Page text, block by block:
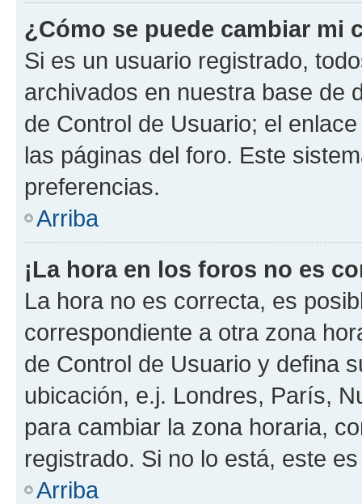
¿Cómo se puede cambiar mi
Si es un usuario registrado,
archivados en nuestra base de
de Control de Usuario; el
las páginas del foro. Este
preferencias.
Arriba
¡La hora en los foros no es
La hora no es correcta, es
correspondiente a otra zona
de Control de Usuario y defina
ubicación, e.j. Londres, París,
para cambiar la zona horaria,
registrado. Si no lo está, este
Arriba